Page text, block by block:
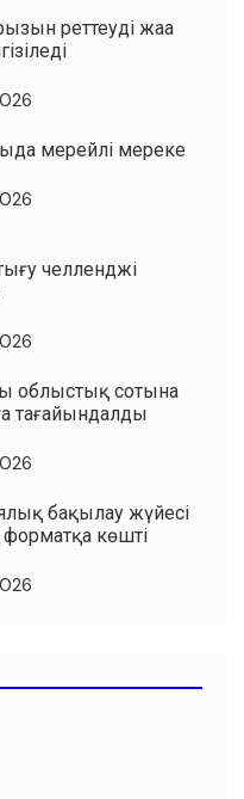
реттеудің жаңа
мерейлі мереке
челленджі
облыстық сотына
тағайындалды
бақылау жүйесі
көшті